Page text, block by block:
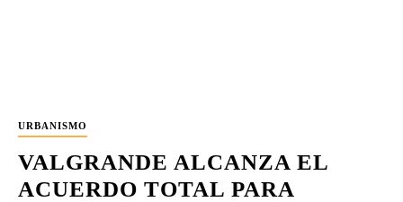
URBANISMO
VALGRANDE ALCANZA EL
ACUERDO TOTAL PARA